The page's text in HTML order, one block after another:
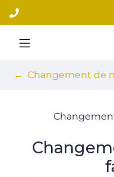
Aller
au
contenu
Changement de